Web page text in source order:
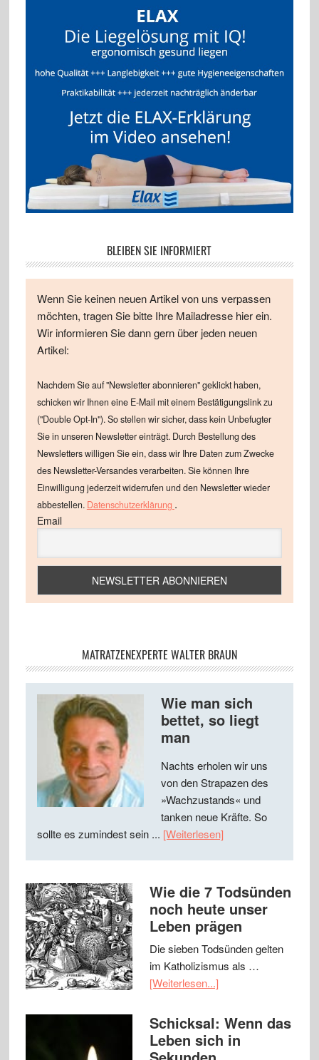
BLEIBEN SIE INFORMIERT
Wenn Sie keinen neuen Artikel von uns verpassen
möchten, tragen Sie bitte Ihre Mailadresse hier ein.
Wir informieren Sie dann gern über jeden neuen
Artikel:
Nachdem Sie auf "Newsletter abonnieren" geklickt haben,
schicken wir Ihnen eine E-Mail mit einem Bestätigungslink zu
("Double Opt-In"). So stellen wir sicher, dass kein Unbefugter
Sie in unseren Newsletter einträgt. Durch Bestellung des
Newsletters willigen Sie ein, dass wir Ihre Daten zum Zwecke
des Newsletter-Versandes verarbeiten. Sie können Ihre
Einwilligung jederzeit widerrufen und den Newsletter wieder
abbestellen. Datenschutzerklärung .
Email
MATRATZENEXPERTE WALTER BRAUN
Wie man sich
bettet, so liegt
man
Nachts erholen wir uns
von den Strapazen des
»Wachzustands« und
tanken neue Kräfte. So
sollte es zumindest sein ... [Weiterlesen]
Wie die 7 Todsünden
noch heute unser
Leben prägen
Die sieben Todsünden gelten
im Katholizismus als …
[Weiterlesen...]
Schicksal: Wenn das
Leben sich in